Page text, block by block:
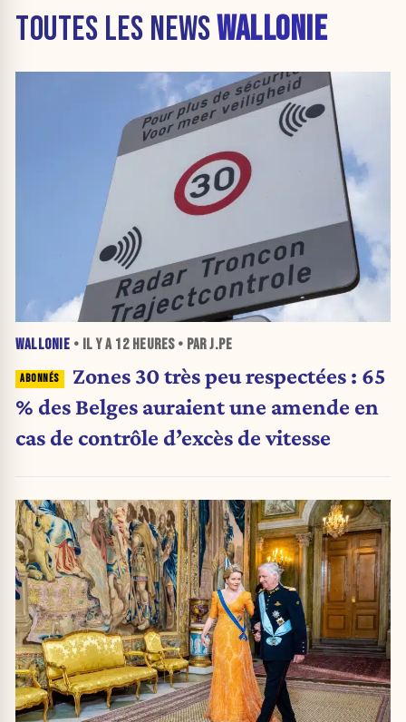
TOUTES LES NEWSWALLONIE
WALLONIE • IL Y A 12 HEURES• PAR J.PE
Zones 30 très peu respectées : 65
% des Belges auraient une amende en
cas de contrôle d’excès de vitesse